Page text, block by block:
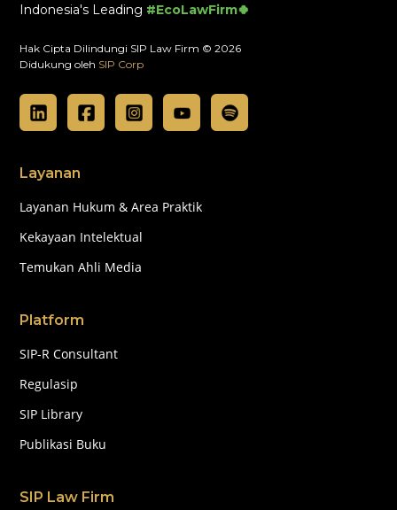
Indonesia's Leading #EcoLawFirm🍀
Hak Cipta Dilindungi SIP Law Firm © 2026
Didukung oleh SIP Corp
Layanan
Layanan Hukum & Area Praktik
Kekayaan Intelektual
Temukan Ahli Media
Platform
SIP-R Consultant
Regulasip
SIP Library
Publikasi Buku
SIP Law Firm